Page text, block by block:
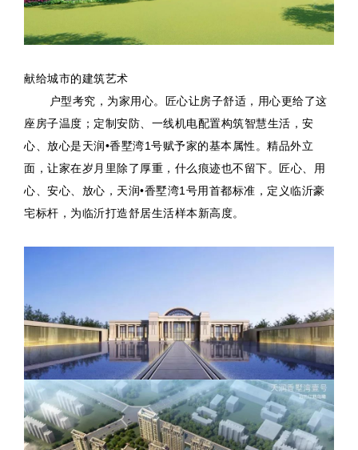
献给城市的建筑艺术
户型考究，为家用心。匠心让房子舒适，用心更给了这
座房子温度；定制安防、一线机电配置构筑智慧生活，安
心、放心是天润•香墅湾1号赋予家的基本属性。精品外立
面，让家在岁月里除了厚重，什么痕迹也不留下。匠心、用
心、安心、放心，天润•香墅湾1号用首都标准，定义临沂豪
宅标杆，为临沂打造舒居生活样本新高度。